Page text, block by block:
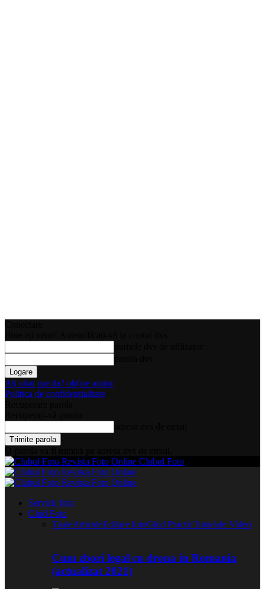
Ați uitat parola? obține ajutor
Politica de confidentialitate
Clubul Foto
Servicii foto
Ghid Foto
ToateArticoleEditare fotoGhid PracticTutoriale Video
Cum zbori legal cu drona in Romania
(actualizat 2021)